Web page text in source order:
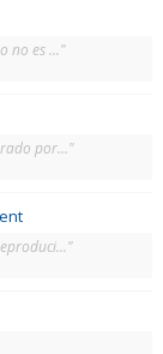
no es ..."
por..."